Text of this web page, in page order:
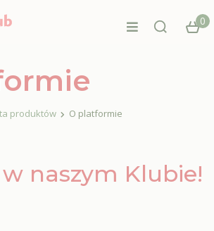
0
produktów O platformie
naszym Klubie!